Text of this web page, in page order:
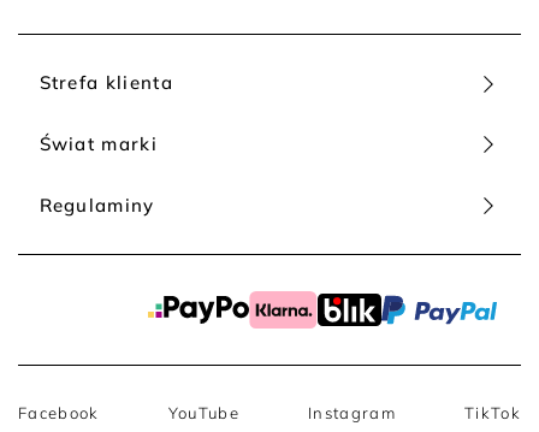
Strefa klienta
Świat marki
Regulaminy
Facebook YouTube Instagram TikTok